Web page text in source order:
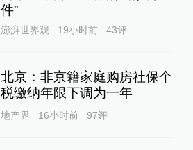
件”
澎湃世界观 19小时前 43评
北京：非京籍家庭购房社保个
税缴纳年限下调为一年
地产界 16小时前 97评